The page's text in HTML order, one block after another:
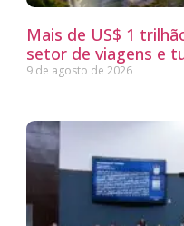
Mais de US$ 1
setor de viagens e
9 de agosto de 2026